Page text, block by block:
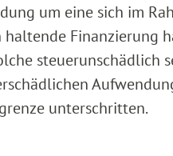
um eine sich im
haltende Finanzierung
steuerunschädlich
unterschritten.